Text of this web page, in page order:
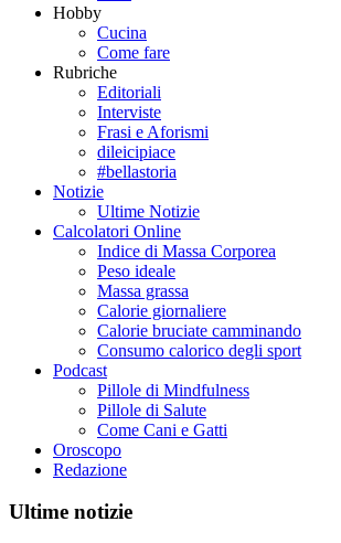
Hobby
Cucina
Come fare
Rubriche
Editoriali
Interviste
Frasi e Aforismi
dileicipiace
#bellastoria
Notizie
Ultime Notizie
Calcolatori Online
Indice di Massa Corporea
Peso ideale
Massa grassa
Calorie giornaliere
Calorie bruciate camminando
Consumo calorico degli sport
Podcast
Pillole di Mindfulness
Pillole di Salute
Come Cani e Gatti
Oroscopo
Redazione
Ultime notizie